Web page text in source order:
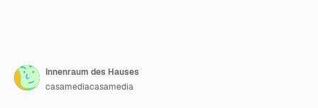
Innenraum des Hauses
casamediacasamedia